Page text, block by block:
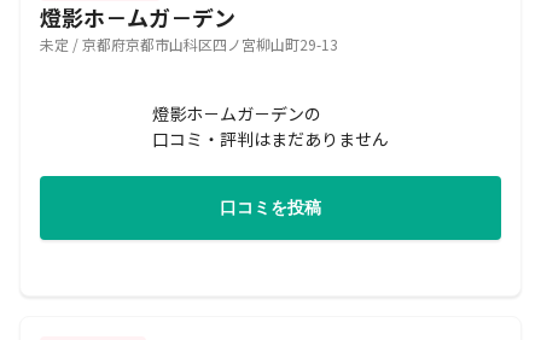
燈影ホ－ムガ－デン
未定 / 京都府京都市山科区四ノ宮柳山町29-13
燈影ホ－ムガ－デンの
口コミ・評判はまだありません
口コミを投稿